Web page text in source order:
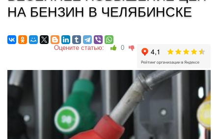
НА БЕНЗИН В ЧЕЛЯБИНСКЕ
Оцените статью: 0